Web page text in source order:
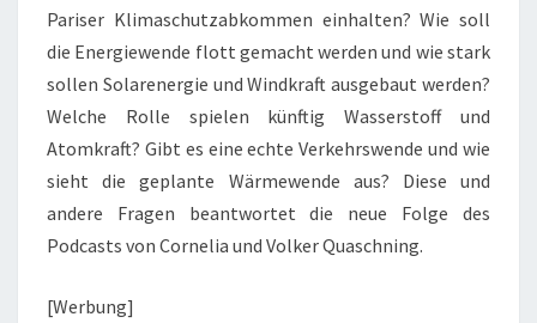
Pariser Klimaschutzabkommen einhalten? Wie soll
die Energiewende flott gemacht werden und wie stark
sollen Solarenergie und Windkraft ausgebaut werden?
Welche Rolle spielen künftig Wasserstoff und
Atomkraft? Gibt es eine echte Verkehrswende und wie
sieht die geplante Wärmewende aus? Diese und
andere Fragen beantwortet die neue Folge des
Podcasts von Cornelia und Volker Quaschning.
[Werbung]